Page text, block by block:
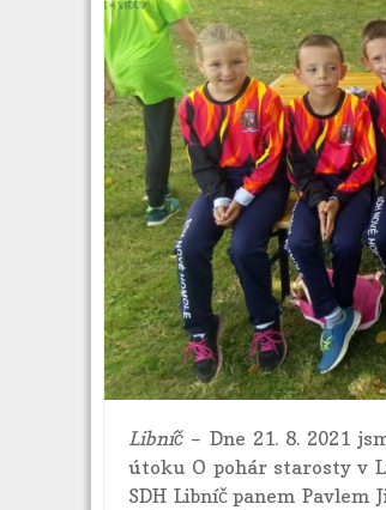
Libníč – Dne 21. 8. 2021
útoku O pohár starosty v
SDH Libníč panem Pavlem